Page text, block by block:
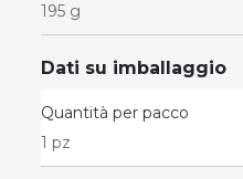
195 g
Dati su imballaggio
Quantità per pacco
1 pz